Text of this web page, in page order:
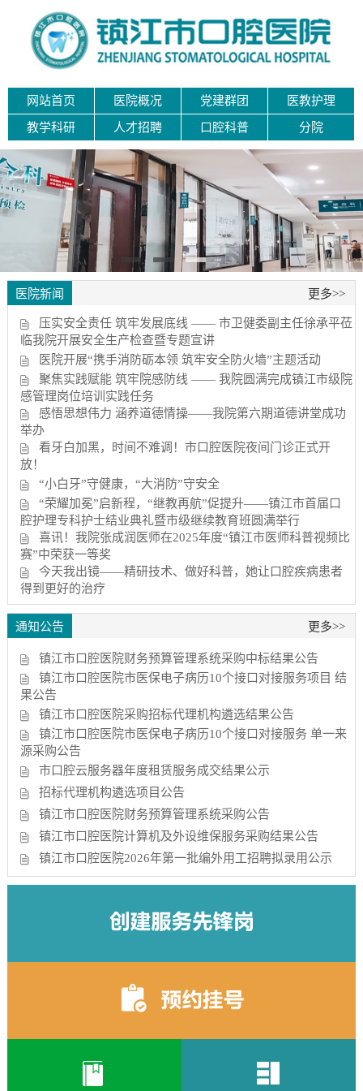
网站首页 医院概况 党建群团 医教护理
教学科研 人才招聘 口腔科普 分院
医院新闻 更多>>
压实安全责任 筑牢发展底线 —— 市卫健委副主任徐承平莅
临我院开展安全生产检查暨专题宣讲
医院开展“携手消防砺本领 筑牢安全防火墙”主题活动
聚焦实践赋能 筑牢院感防线 —— 我院圆满完成镇江市级院
感管理岗位培训实践任务
感悟思想伟力 涵养道德情操——我院第六期道德讲堂成功
举办
看牙白加黑，时间不难调！市口腔医院夜间门诊正式开
放！
“小白牙”守健康，“大消防”守安全
“荣耀加冕”启新程，“继教再航”促提升——镇江市首届口
腔护理专科护士结业典礼暨市级继续教育班圆满举行
喜讯！我院张成润医师在2025年度“镇江市医师科普视频比
赛”中荣获一等奖
今天我出镜——精研技术、做好科普，她让口腔疾病患者
得到更好的治疗
通知公告 更多>>
镇江市口腔医院财务预算管理系统采购中标结果公告
镇江市口腔医院市医保电子病历10个接口对接服务项目 结
果公告
镇江市口腔医院采购招标代理机构遴选结果公告
镇江市口腔医院市医保电子病历10个接口对接服务 单一来
源采购公告
市口腔云服务器年度租赁服务成交结果公示
招标代理机构遴选项目公告
镇江市口腔医院财务预算管理系统采购公告
镇江市口腔医院计算机及外设维保服务采购结果公告
镇江市口腔医院2026年第一批编外用工招聘拟录用公示